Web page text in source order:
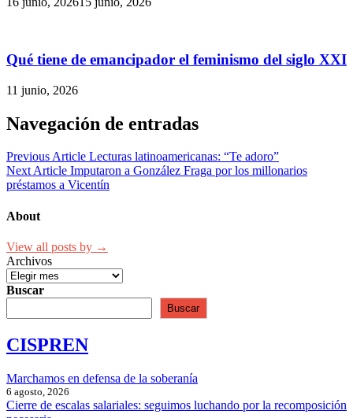
Qué tiene de emancipador el feminismo del siglo XXI
11 junio, 2026
Navegación de entradas
Previous Article Lecturas latinoamericanas: “Te adoro”
Next Article Imputaron a González Fraga por los millonarios
préstamos a Vicentín
About
View all posts by →
Archivos
Buscar
Buscar
CISPREN
Marchamos en defensa de la soberanía
6 agosto, 2026
Cierre de escalas salariales: seguimos luchando por la recomposición